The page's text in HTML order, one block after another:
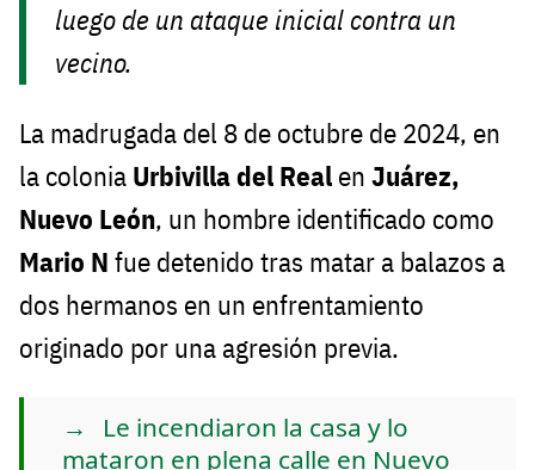
luego de un ataque inicial contra un
vecino.
La madrugada del 8 de octubre de 2024, en
la colonia Urbivilla del Real en Juárez,
Nuevo León, un hombre identificado como
Mario N fue detenido tras matar a balazos a
dos hermanos en un enfrentamiento
originado por una agresión previa.
Le incendiaron la casa y lo
mataron en plena calle en Nuevo